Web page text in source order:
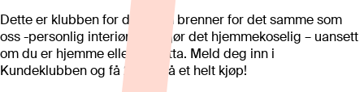
Dette er klubben for deg som brenner for det samme som
oss -personlig interiør som gjør det hjemmekoselig – uansett
om du er hjemme eller på hytta. Meld deg inn i
Kundeklubben og få 25%* på et helt kjøp!